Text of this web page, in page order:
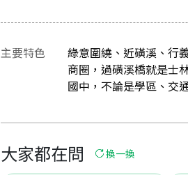
主要特色
綠意圍繞、近磺溪、行
商圈，過磺溪橋就是士
國中，不論是學區、交
大家都在問 換一換